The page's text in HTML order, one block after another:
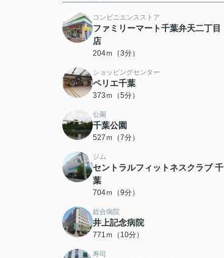
コンビニエンスストア
ファミリーマート千葉弁天二丁目
店
204ｍ（3分）
ショッピングセンター
ペリエ千葉
373ｍ（5分）
公園
千葉公園
527ｍ（7分）
ジム
セントラルフィットネスクラブ 千
葉
704ｍ（9分）
総合病院
井上記念病院
771ｍ（10分）
寿司